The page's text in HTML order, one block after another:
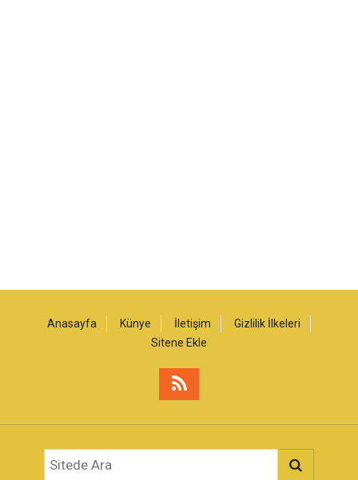
Anasayfa Künye İletişim
Gizlilik İlkeleri
Sitene Ekle